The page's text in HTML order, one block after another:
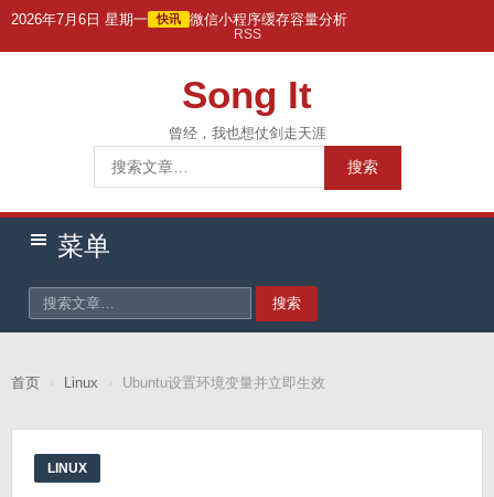
跳2026年7月6日 星期一 快讯 微信小程序缓存容量分析
RSS
Song It
曾经，我也想仗剑走天涯
索：
搜索
菜单
搜索
首页 › Linux › Ubuntu设置环境变量并立即生效
LINUX